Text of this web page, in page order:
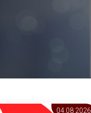
04.08 2026